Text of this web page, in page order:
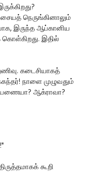
நெருங்கினாலும்
இருந்த ஆப்கானிய
இதில்
கடைசியாகத்
நாளை முழுவதும்
ஆக்ராவா?
கூறி